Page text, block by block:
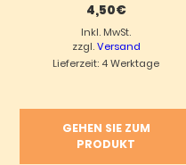
4,50€
Inkl. MwSt.
zzgl.Versand
Lieferzeit: 4 Werktage
GEHEN SIE ZUM
PRODUKT